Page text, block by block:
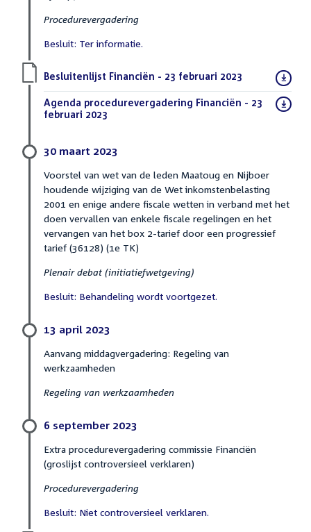
Procedurevergadering
Besluit: Ter informatie.
Download
Besluitenlijst Financiën - 23 februari 2023
Download
bestand:
Agenda procedurevergadering Financiën - 23
februari 2023
30 maart 2023
Voorstel van wet van de leden Maatoug en Nijboer
houdende wijziging van de Wet inkomstenbelasting
2001 en enige andere fiscale wetten in verband met het
doen vervallen van enkele fiscale regelingen en het
vervangen van het box 2-tarief door een progressief
tarief (36128) (1e TK)
Plenair debat (initiatiefwetgeving)
Besluit: Behandeling wordt voortgezet.
13 april 2023
Aanvang middagvergadering: Regeling van
werkzaamheden
Regeling van werkzaamheden
6 september 2023
Extra procedurevergadering commissie Financiën
(groslijst controversieel verklaren)
Procedurevergadering
Besluit: Niet controversieel verklaren.